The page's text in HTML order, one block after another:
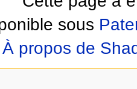
sous
À propos de